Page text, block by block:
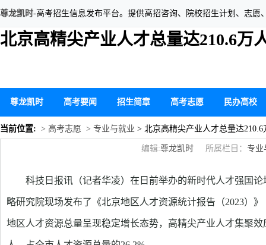
尊龙凯时-高考招生信息发布平台。提供高招咨询、院校招生计划、志愿
北京高精尖产业人才总量达210.6万
尊龙凯时 高考要闻 招生简章 高考志愿 民办高校
当前位置: > 高考志愿 > 专业与就业 > 北京高精尖产业人才总量达210.6
编辑:尊龙凯时 所属栏目： 专业
科技日报讯（记者华凌）在日前举办的新时代人才强国
略研究院现场发布了《北京地区人才资源统计报告（2023）
地区人才资源总量呈现稳定增长态势，高精尖产业人才集聚